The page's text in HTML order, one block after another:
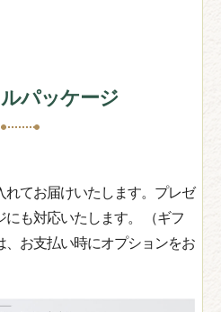
パッケージ
てお届けいたします。プレゼ
も対応いたします。 （ギフ
、お支払い時にオプションをお